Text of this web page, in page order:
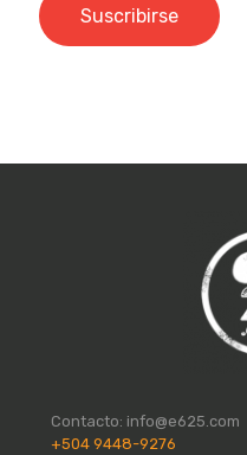
Contacto: info@e625.com
+504 9448-9276